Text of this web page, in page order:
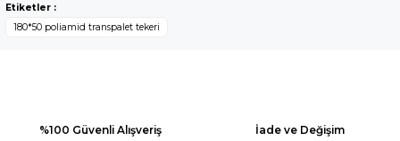
kullanarak tarafımıza iletebilirsiniz.
Görüş ve önerileriniz için teşekkür ederiz.
Ürün bilgilerinde hatalar bulunuyor.
Etiketler :
180*50 poliamid transpalet tekeri
%100 Güvenli Alışveriş İade ve Değişim